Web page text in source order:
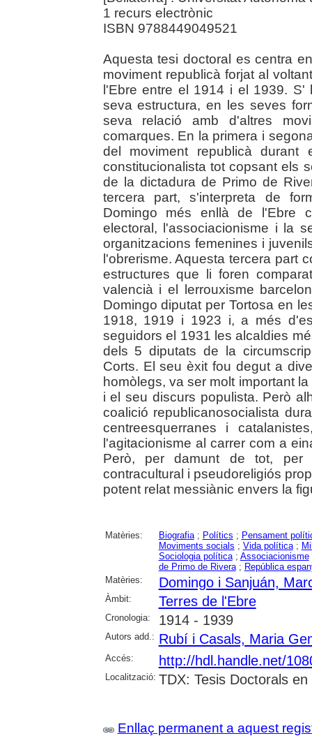
1 recurs electrònic
ISBN 9788449049521
Aquesta tesi doctoral es centra
moviment republicà forjat al
l'Ebre entre el 1914 i el 1939.
seva estructura, en les seves
seva relació amb d'altres
comarques. En la primera i
del moviment republicà durant
constitucionalista tot copsant els
de la dictadura de Primo de
tercera part, s'interpreta de
Domingo més enllà de l'Ebre
electoral, l'associacionisme i la
organitzacions femenines i
l'obrerisme. Aquesta tercera part
estructures que li foren
valencià i el lerrouxisme
Domingo diputat per Tortosa en
1918, 1919 i 1923 i, a més
seguidors el 1931 les alcaldies
dels 5 diputats de la
Corts. El seu èxit fou degut a
homòlegs, va ser molt important
i el seu discurs populista. Però
coalició republicanosocialista
centreesquerranes i
l'agitacionisme al carrer com a
Però, per damunt de tot, per
contracultural i pseudoreligiós
potent relat messiànic envers la
Matèries: Biografia; Polítics ; Pensament
Moviments socials ; Vida política;
Sociologia política; Associacionisme
de Primo de Rivera; República
Matèries:
Domingo i Sanjuán,
Àmbit: Terres de l'Ebre
Cronologia: 1914 - 1939
Autors add.: Rubí i Casals, Maria
Accés: http://hdl.handle.net/
Localització: TDX: Tesis Doctorals en
Enllaç permanent a aquest